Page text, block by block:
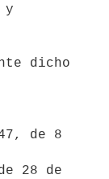
y
dicho
de 8
28 de